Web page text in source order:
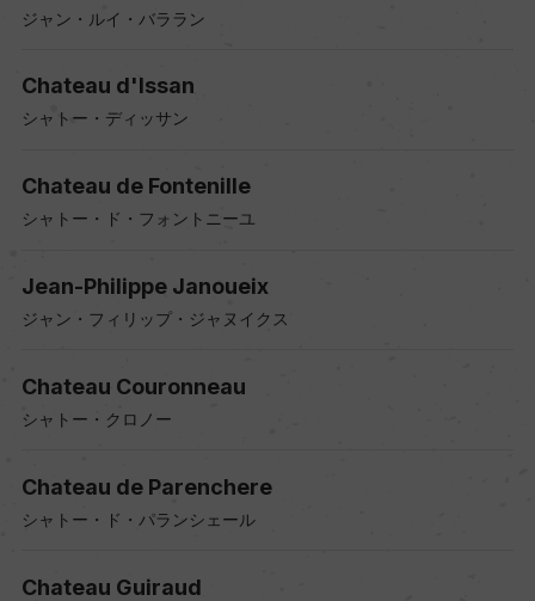
ジャン・ルイ・バララン
Chateau d'Issan
シャトー・ディッサン
Chateau de Fontenille
シャトー・ド・フォントニーユ
Jean-Philippe Janoueix
ジャン・フィリップ・ジャヌイクス
Chateau Couronneau
シャトー・クロノー
Chateau de Parenchere
シャトー・ド・パランシェール
Chateau Guiraud